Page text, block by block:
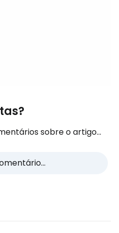
sobre o artigo...